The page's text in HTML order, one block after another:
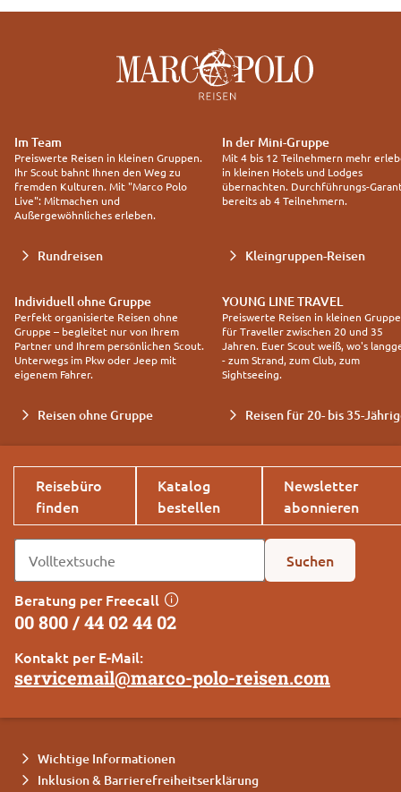
Im Team
Preiswerte Reisen in kleinen Gruppen.
Ihr Scout bahnt Ihnen den Weg zu
fremden Kulturen. Mit "Marco Polo
Live": Mitmachen und
Außergewöhnliches erleben.
Rundreisen
In der Mini-Gruppe
Mit 4 bis 12 Teilnehmern mehr
in kleinen Hotels und Lodges
übernachten. Durchführungs-
bereits ab 4 Teilnehmern.
Kleingruppen-Reisen
Individuell ohne Gruppe
Perfekt organisierte Reisen ohne
Gruppe – begleitet nur von Ihrem
Partner und Ihrem persönlichen Scout.
Unterwegs im Pkw oder Jeep mit
eigenem Fahrer.
Reisen ohne Gruppe
YOUNG LINE TRAVEL
Preiswerte Reisen in kleinen
für Traveller zwischen 20 und 35
Jahren. Euer Scout weiß, wo's
- zum Strand, zum Club, zum
Sightseeing.
Reisen für 20- bis 35-
Reisebüro
finden
Katalog
bestellen
Newsletter
abonnieren
Suchen
Beratung per Freecall
00 800 / 44 02 44 02
Kontakt per E-Mail:
servicemail@marco-polo-reisen.com
Wichtige Informationen
Inklusion & Barrierefreiheitserklärung